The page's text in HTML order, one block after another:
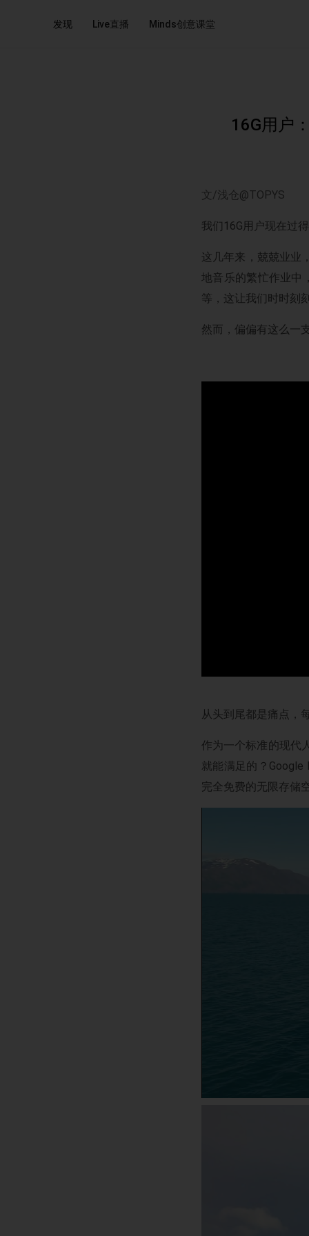
发现 Live直播 Minds创意课堂
16G用户
文/浅仓@TOPYS
我们16G用户现在过
这几年来，兢兢业业
地音乐的繁忙作业中
等，这让我们时时刻
然而，偏偏有这么一
从头到尾都是痛点，
作为一个标准的现代
就能满足的？
完全免费的无限存储